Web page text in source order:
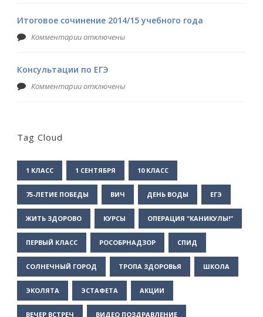
Итоговое сочинение 2014/15 учебного года
Комментарии отключены
Консультации по ЕГЭ
Комментарии отключены
Tag Cloud
1 КЛАСС 1 СЕНТЯБРЯ 10 КЛАСС
75-ЛЕТИЕ ПОБЕДЫ ВИЧ ДЕНЬ ВОДЫ ЕГЭ
ЖИТЬ ЗДОРОВО КУРСЫ ОПЕРАЦИЯ "КАНИКУЛЫ!"
ПЕРВЫЙ КЛАСС РОСОБРНАДЗОР СПИД
СОЛНЕЧНЫЙ ГОРОД ТРОПА ЗДОРОВЬЯ ШКОЛА
ЭКОЛЯТА ЭСТАФЕТА АКЦИИ
ВЕЧЕР ВСТРЕЧ ВИДЕО ПОЗДРАВЛЕНИЕ